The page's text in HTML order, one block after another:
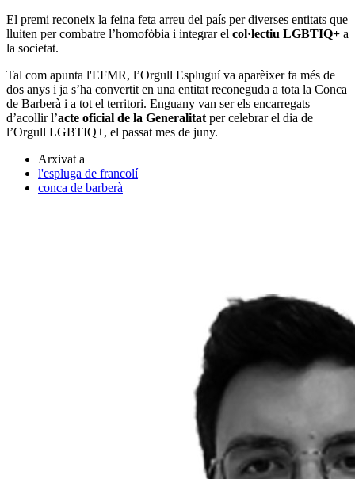
El premi reconeix la feina feta arreu del país per diverses entitats que
lluiten per combatre l’homofòbia i integrar el col·lectiu LGBTIQ+ a
la societat.
Tal com apunta l'EFMR, l’Orgull Espluguí va aparèixer fa més de
dos anys i ja s’ha convertit en una entitat reconeguda a tota la Conca
de Barberà i a tot el territori. Enguany van ser els encarregats
d’acollir l’acte oficial de la Generalitat per celebrar el dia de
l’Orgull LGBTIQ+, el passat mes de juny.
Arxivat a
l'espluga de francolí
conca de barberà